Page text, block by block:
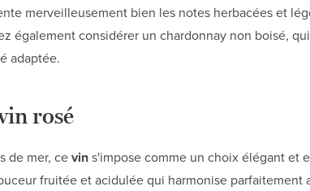
merveilleusement bien les notes herbacées et
également considérer un chardonnay non boisé,
adaptée.
rosé
de mer, ce vin s'impose comme un choix élégant et
fruitée et acidulée qui harmonise parfaitement